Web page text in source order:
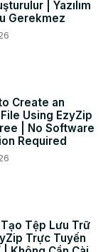
de
ezyzip
| Yazılım
Gerekmez
Create an
Using EzyZip
| No Software
Required
Tệp Lưu Trữ
Trực Tuyến